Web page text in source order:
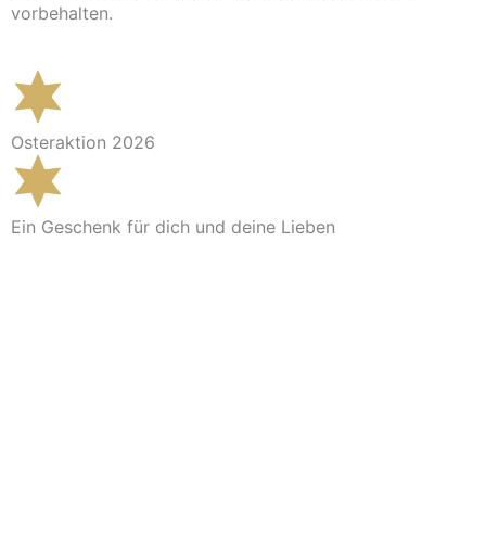
vorbehalten.
Osteraktion 2026
Ein Geschenk für dich und deine Lieben